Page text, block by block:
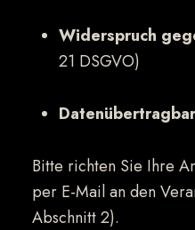
Widerspruch
21 DSGVO)
Bitte richten Sie Ihre
per E-Mail an den
Abschnitt 2).